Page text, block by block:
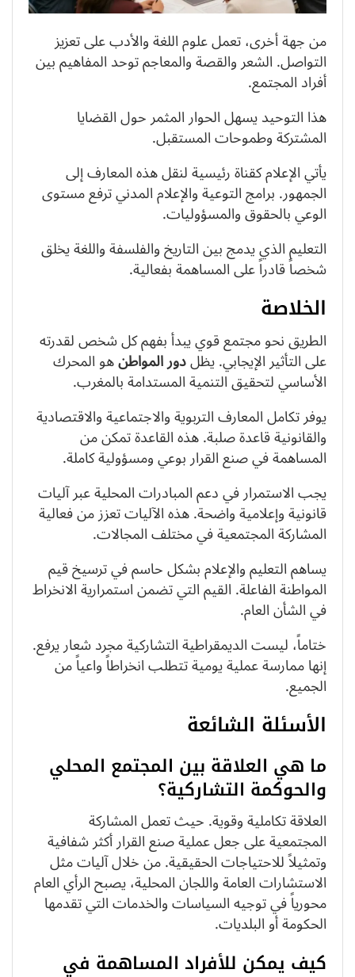
من جهة أخرى، تعمل علوم اللغة والأدب على تعزيز
التواصل. الشعر والقصة والمعاجم توحد المفاهيم بين
أفراد المجتمع.
هذا التوحيد يسهل الحوار المثمر حول القضايا
المشتركة وطموحات المستقبل.
يأتي الإعلام كقناة رئيسية لنقل هذه المعارف إلى
الجمهور. برامج التوعية والإعلام المدني ترفع مستوى
الوعي بالحقوق والمسؤوليات.
التعليم الذي يدمج بين التاريخ والفلسفة واللغة يخلق
شخصاً قادراً على المساهمة بفعالية.
الخلاصة
الطريق نحو مجتمع قوي يبدأ بفهم كل شخص لقدرته
على التأثير الإيجابي. يظلدور المواطنهو المحرك
الأساسي لتحقيق التنمية المستدامة بالمغرب.
يوفر تكامل المعارف التربوية والاجتماعية والاقتصادية
والقانونية قاعدة صلبة. هذه القاعدة تمكن من
المساهمة في صنع القرار بوعي ومسؤولية كاملة.
يجب الاستمرار في دعم المبادرات المحلية عبر آليات
قانونية وإعلامية واضحة. هذه الآليات تعزز من فعالية
المشاركة المجتمعية في مختلف المجالات.
يساهم التعليم والإعلام بشكل حاسم في ترسيخ قيم
المواطنة الفاعلة. القيم التي تضمن استمرارية الانخراط
في الشأن العام.
ختاماً، ليست الديمقراطية التشاركية مجرد شعار يرفع.
إنها ممارسة عملية يومية تتطلب انخراطاً واعياً من
الجميع.
الأسئلة الشائعة
ما هي العلاقة بين المجتمع المحلي
والحوكمة التشاركية؟
العلاقة تكاملية وقوية. حيث تعمل المشاركة
المجتمعية على جعل عملية صنع القرار أكثر شفافية
وتمثيلاً للاحتياجات الحقيقية. من خلال آليات مثل
الاستشارات العامة واللجان المحلية، يصبح الرأي العام
محورياً في توجيه السياسات والخدمات التي تقدمها
الحكومة أو البلديات.
كيف يمكن للأفراد المساهمة في